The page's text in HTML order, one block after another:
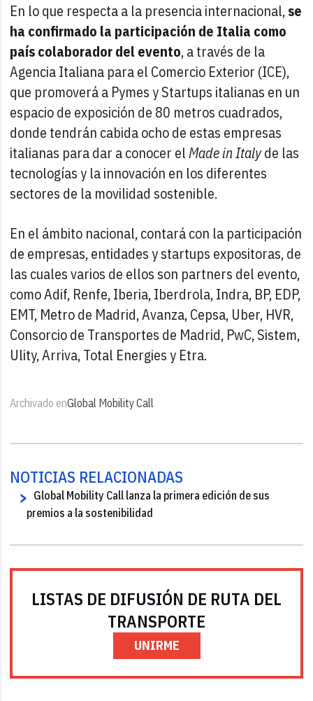
En lo que respecta a la presencia internacional,se
ha confirmado la participación de Italia como
país colaborador del evento, a través de la
Agencia Italiana para el Comercio Exterior (ICE),
que promoverá a Pymes y Startups italianas en un
espacio de exposición de 80 metros cuadrados,
donde tendrán cabida ocho de estas empresas
italianas para dar a conocer elMade in Italyde las
tecnologías y la innovación en los diferentes
sectores de la movilidad sostenible.
En el ámbito nacional, contará con la participación
de empresas, entidades y startups expositoras, de
las cuales varios de ellos son partners del evento,
como Adif, Renfe, Iberia, Iberdrola, Indra, BP, EDP,
EMT, Metro de Madrid, Avanza, Cepsa, Uber, HVR,
Consorcio de Transportes de Madrid, PwC, Sistem,
Ulity, Arriva, Total Energies y Etra.
Archivado enGlobal Mobility Call
NOTICIAS RELACIONADAS
Global Mobility Call lanza la primera edición de sus
premios a la sostenibilidad
LISTAS DE DIFUSIÓN DE RUTA DEL
TRANSPORTE
UNIRME